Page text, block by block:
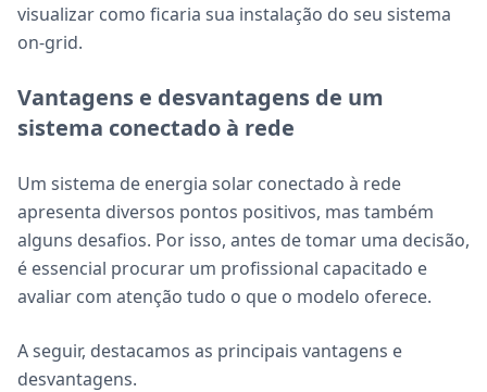
visualizar como ficaria sua instalação do seu sistema
on-grid.
Vantagens e desvantagens de um
sistema conectado à rede
Um sistema de energia solar conectado à rede
apresenta diversos pontos positivos, mas também
alguns desafios. Por isso, antes de tomar uma decisão,
é essencial procurar um profissional capacitado e
avaliar com atenção tudo o que o modelo oferece.
A seguir, destacamos as principais vantagens e
desvantagens.